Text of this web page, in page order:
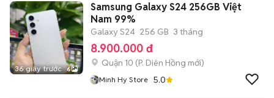
36 giây trước 6
Samsung Galaxy S24 256GB Việt
Nam 99%
Galaxy S24 256 GB 3 tháng
8.900.000 đ
Quận 10 (P. Diên Hồng mới)
Minh Hy Store 5.0